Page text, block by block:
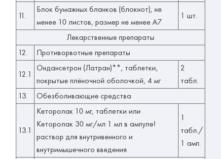
11.
Блок бумажных бланков (блокнот), не
менее 10 листов, размер не менее А7
1 шт.
Лекарственные препараты
12.
Противорвотные препараты
12.1
Ондансетрон (Латран)**, таблетки,
покрытые плёночной оболочкой, 4 мг
2
табл.
13.
Обезболивающие средства
13.1
Кеторолак 10 мг, таблетки или
Кеторолак 30 мг/мл 1 мл в ампуле!
раствор для внутривенного и
внутримышечного введения
1
табл./
1 амп.